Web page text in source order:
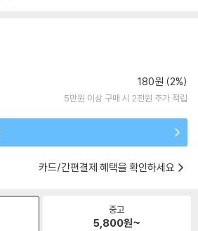
180원 (2%)
5만원 이상 구매 시 2천원 추가 적립
카드/간편결제 혜택을 확인하세요
중고
5,800원~